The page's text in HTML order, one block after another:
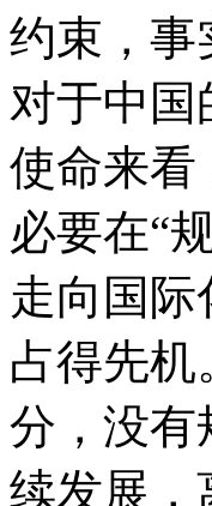
约束，事
对于中
使命来看
必要在“
走向国
占得先机
分，没有
续发展，